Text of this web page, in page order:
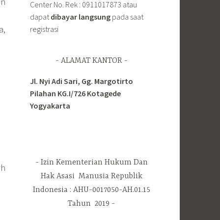
Center No. Rek : 0911017873 atau
dapatdibayar langsung pada saat
registrasi
ALAMAT KANTOR
Jl. Nyi Adi Sari, Gg. Margotirto
Pilahan KG.I/726 Kotagede
Yogyakarta
Izin Kementerian Hukum Dan
Hak Asasi Manusia Republik
Indonesia : AHU-0017050-AH.01.15
Tahun 2019